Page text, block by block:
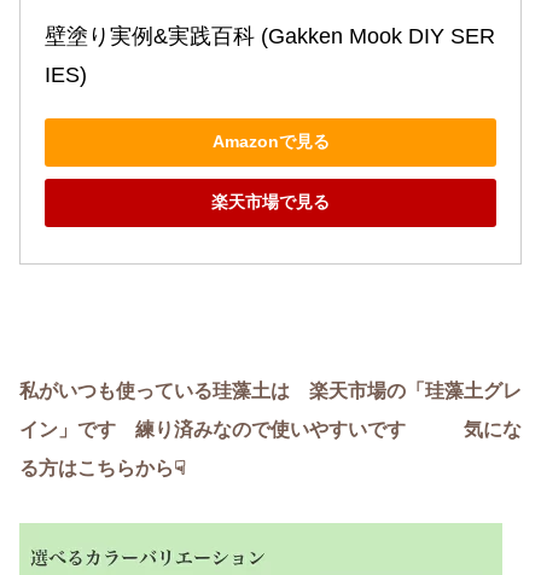
壁塗り実例&実践百科 (Gakken Mook DIY SER
IES)
Amazonで見る
楽天市場で見る
私がいつも使っている珪藻土は 楽天市場の「珪藻土グレ
イン」です 練り済みなので使いやすいです 気にな
る方はこちらから☟